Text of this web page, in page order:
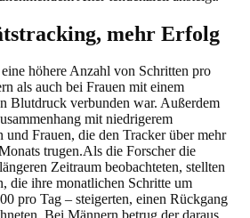
mehr Erfolg
höhere Anzahl von Schritten pro
als auch bei Frauen mit einem
Blutdruck verbunden war. Außerdem
mit niedrigerem
Frauen, die den Tracker über mehr
trugen.Als die Forscher die
Zeitraum beobachteten, stellten
die ihre monatlichen Schritte um
pro Tag – steigerten, einen Rückgang